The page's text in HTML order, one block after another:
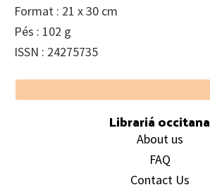
Format : 21 x 30 cm
Pés : 102 g
ISSN : 24275735
Footer
Librariá occitana
About us
FAQ
Contact Us